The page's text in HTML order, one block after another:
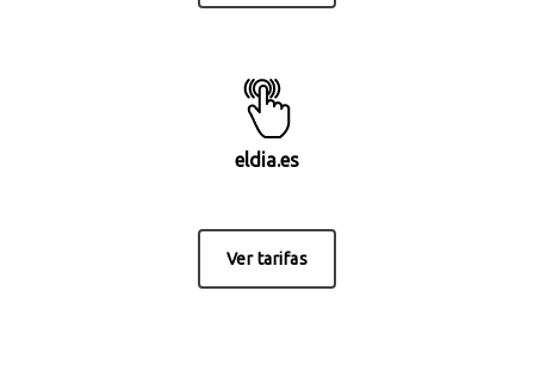
eldia.es
Ver tarifas